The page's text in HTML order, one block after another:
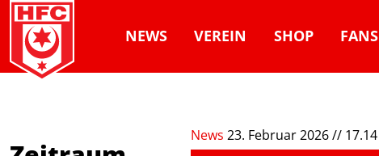
NEWS VEREIN SHOP FANS
News 23. Februar 2026 //